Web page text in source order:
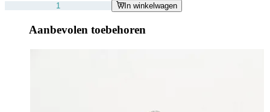
In winkelwagen
Aanbevolen toebehoren